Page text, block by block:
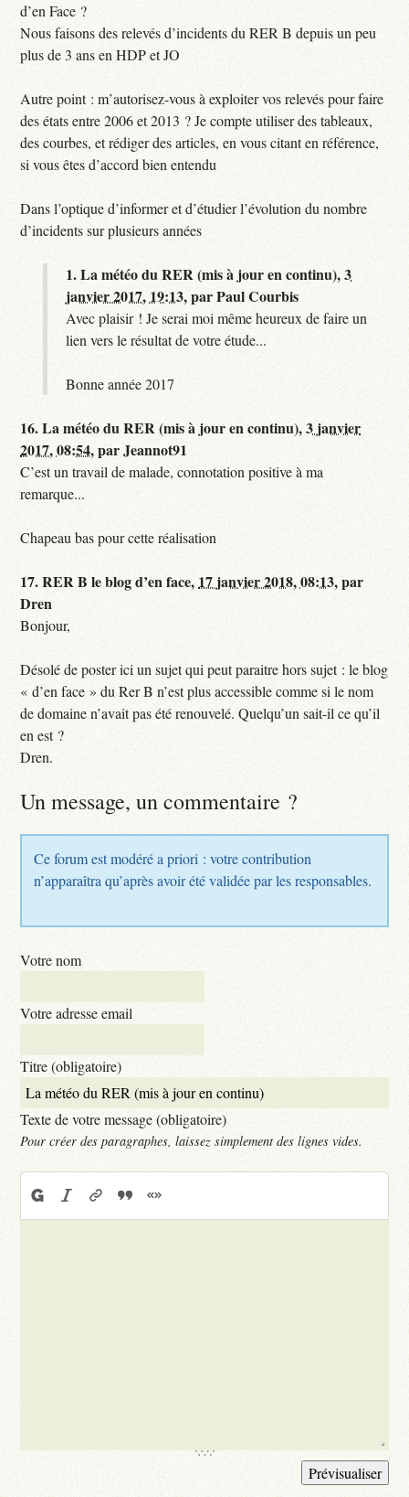
d’en Face ?
Nous faisons des relevés d’incidents du RER B depuis un peu
plus de 3 ans en HDP et JO
Autre point : m’autorisez-vous à exploiter vos relevés pour faire
des états entre 2006 et 2013 ? Je compte utiliser des tableaux,
des courbes, et rédiger des articles, en vous citant en référence,
si vous êtes d’accord bien entendu
Dans l’optique d’informer et d’étudier l’évolution du nombre
d’incidents sur plusieurs années
1.La météo du RER (mis à jour en continu),3
janvier 2017, 19:13,parPaul Courbis
Avec plaisir ! Je serai moi même heureux de faire un
lien vers le résultat de votre étude...
Bonne année 2017
16.La météo du RER (mis à jour en continu),3 janvier
2017, 08:54,parJeannot91
C’est un travail de malade, connotation positive à ma
remarque...
Chapeau bas pour cette réalisation
17.RER B le blog d’en face, 17 janvier 2018, 08:13,par
Dren
Bonjour,
Désolé de poster ici un sujet qui peut paraitre hors sujet : le blog
« d’en face » du Rer B n’est plus accessible comme si le nom
de domaine n’avait pas été renouvelé. Quelqu’un sait-il ce qu’il
en est ?
Dren.
Un message, un commentaire ?
Ce forum est modéré a priori : votre contribution
n’apparaîtra qu’après avoir été validée par les responsables.
Votre nom
Votre adresse email
Titre (obligatoire)
Texte de votre message (obligatoire)
Pour créer des paragraphes, laissez simplement des lignes vides.